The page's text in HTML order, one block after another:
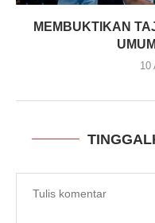
MEMBUKTIKAN
10